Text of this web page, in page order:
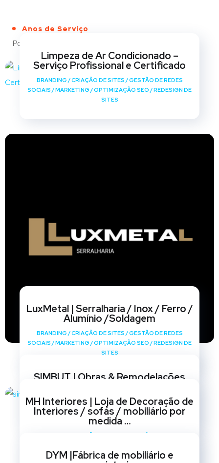
Anos de Serviço
Portfólio
Limpeza de Ar Condicionado –
Serviço Profissional e Certificado
BRANDING /CRIAÇÃO DE SITES /GESTÃO DE REDES
SOCIAIS /MARKETING /OPTIMIZAÇÃO SEO /REDESIGN DE
SITES
LuxMetal | Serralharia / Inox / Ferro /
Alumínio /Soldagem
BRANDING /CRIAÇÃO DE SITES /GESTÃO DE REDES
SOCIAIS /MARKETING /OPTIMIZAÇÃO SEO /REDESIGN DE
SITES
SIMBUT | Obras & Remodelações
SOCIAIS /MARKETING OPTIMIZAÇÃO SEO/ REDESIGN DE
SITES
MH Interiores | Loja de Decoração de
Interiores / sofás / mobiliário por
medida …
SITES
DYM |Fábrica de mobiliário e